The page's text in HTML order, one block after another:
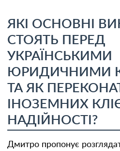
ЯКІ ОСНОВНІ
СТОЯТЬ ПЕРЕД
УКРАЇНСЬКИМИ
ЮРИДИЧНИМИ
ТА ЯК
ІНОЗЕМНИХ
НАДІЙНОСТІ?
Дмитро пропонує